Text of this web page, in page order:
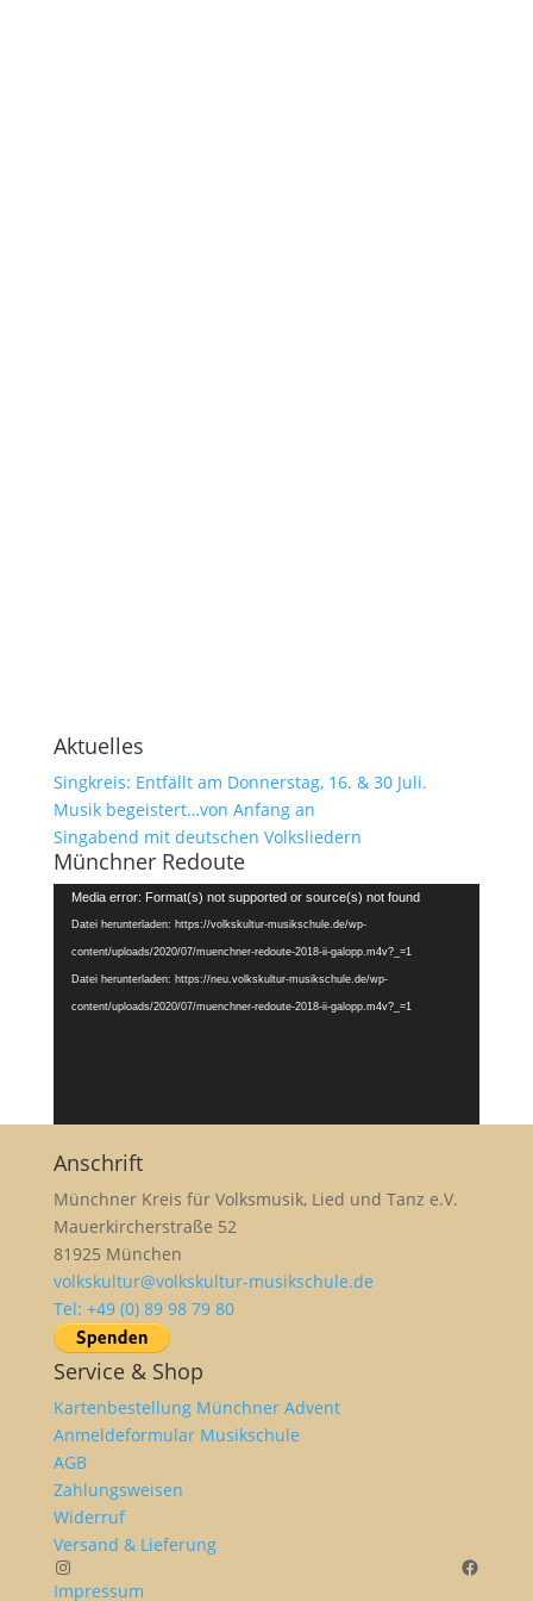
Aktuelles
Singkreis: Entfällt am Donnerstag, 16. & 30 Juli.
Musik begeistert…von Anfang an
Singabend mit deutschen Volksliedern
Münchner Redoute
Video-
Player
Media error: Format(s) not supported or source(s) not found
Datei herunterladen: https://volkskultur-musikschule.de/wp-
content/uploads/2020/07/muenchner-redoute-2018-ii-galopp.m4v?_=1
Datei herunterladen: https://neu.volkskultur-musikschule.de/wp-
content/uploads/2020/07/muenchner-redoute-2018-ii-galopp.m4v?_=1
Anschrift
Münchner Kreis für Volksmusik, Lied und Tanz e.V.
Mauerkircherstraße 52
81925 München
volkskultur@volkskultur-musikschule.de
Tel: +49 (0) 89 98 79 80
Service & Shop
Kartenbestellung Münchner Advent
Anmeldeformular Musikschule
AGB
Zahlungsweisen
Widerruf
Versand & Lieferung
Instagram
Impressum